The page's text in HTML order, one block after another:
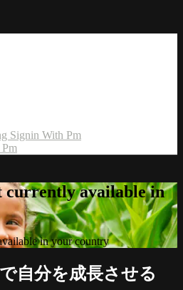
Signin With Pm
currently available in
in your country
自分を成長させる